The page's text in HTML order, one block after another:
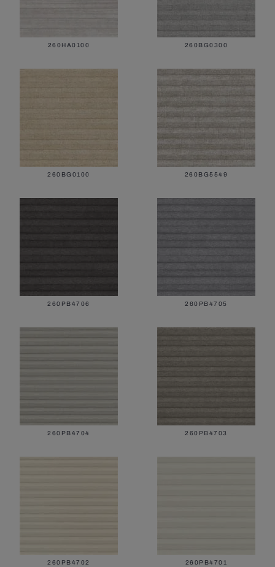
260HA0100 260BG0300
260BG0100 260BG5549
260PB4706 260PB4705
260PB4704 260PB4703
260PB4702 260PB4701